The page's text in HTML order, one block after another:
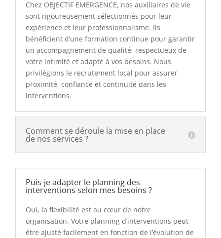
Chez OBJECTIF EMERGENCE, nos auxiliaires de vie
sont rigoureusement sélectionnés pour leur
expérience et leur professionnalisme. Ils
bénéficient d’une formation continue pour garantir
un accompagnement de qualité, respectueux de
votre intimité et adapté à vos besoins. Nous
privilégions le recrutement local pour assurer
proximité, confiance et continuité dans les
interventions.
Comment se déroule la mise en place
de nos services ?
Puis-je adapter le planning des
interventions selon mes besoins ?
Oui, la flexibilité est au cœur de notre
organisation. Votre planning d’interventions peut
être ajusté facilement en fonction de l’évolution de